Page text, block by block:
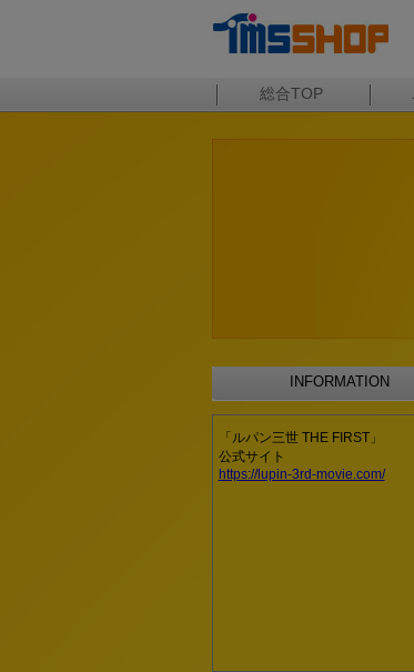
総合TOP
INFORMATION
「ルパン三世 THE FIRST」
公式サイト
https://lupin-3rd-movie.com/